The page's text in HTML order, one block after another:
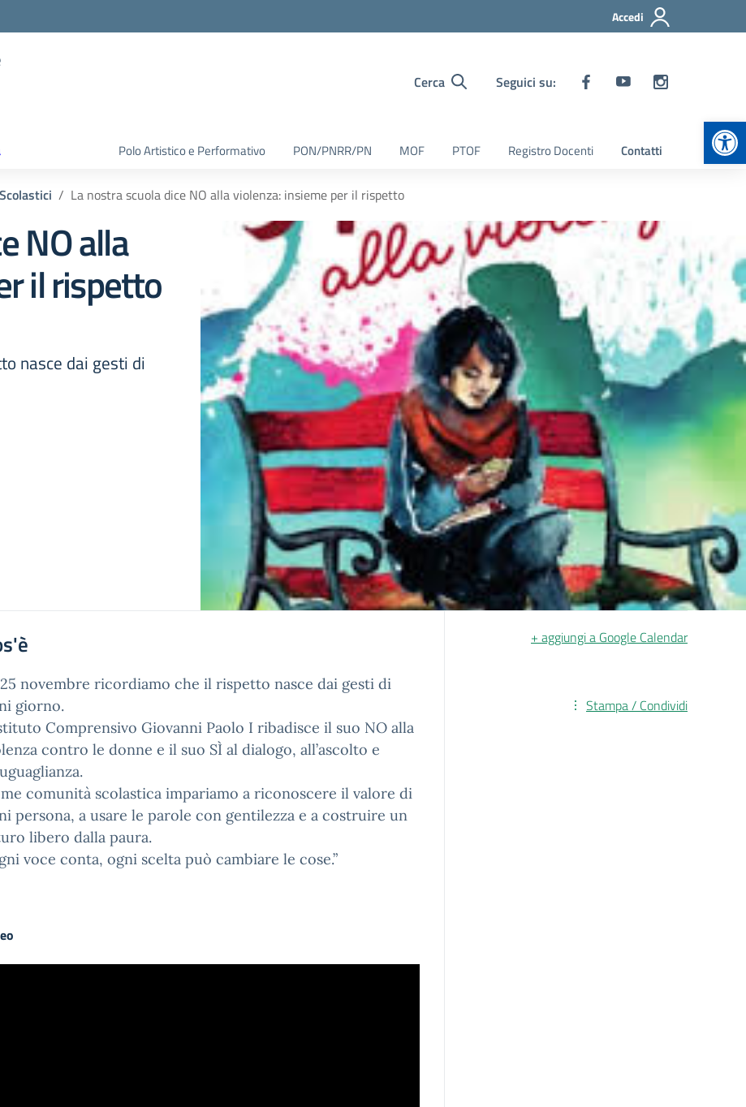
Accedi
Cerca Seguici su:
Polo Artistico e Performativo PON/PNRR/PN MOF PTOF Registro Docenti Contatti
La nostra scuola dice NO alla violenza: insieme per il rispetto
NO alla
il rispetto
nasce dai gesti di
novembre ricordiamo che il rispetto nasce dai gesti di
giorno.
Comprensivo Giovanni Paolo I ribadisce il suo NO alla
contro le donne e il suo SÌ al dialogo, all’ascolto e
comunità scolastica impariamo a riconoscere il valore di
persona, a usare le parole con gentilezza e a costruire un
libero dalla paura.
voce conta, ogni scelta può cambiare le cose.”
+ aggiungi a Google Calendar
Stampa / Condividi